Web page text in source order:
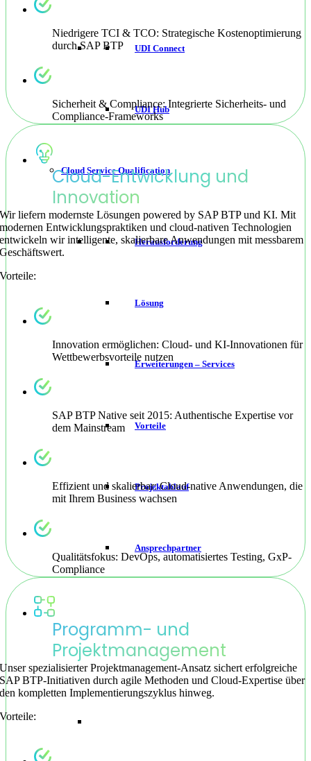
UDI Connect
UDI Hub
Cloud Service Qualification
Herausforderung
Lösung
Erweiterungen – Services
Vorteile
Projektablauf
Ansprechpartner
Niedrigere TCI & TCO: Strategische Kostenoptimierung
durch SAP BTP
Sicherheit & Compliance: Integrierte Sicherheits- und
Compliance-Frameworks
Cloud-Entwicklung und
Innovation
Wir liefern modernste Lösungen powered by SAP BTP und KI. Mit
modernen Entwicklungspraktiken und cloud-nativen Technologien
entwickeln wir intelligente, skalierbare Anwendungen mit messbarem
Geschäftswert.
Vorteile:
Innovation ermöglichen: Cloud- und KI-Innovationen für
Wettbewerbsvorteile nutzen
SAP BTP Native seit 2015: Authentische Expertise vor
dem Mainstream
Effizient und skalierbar: Cloud-native Anwendungen, die
mit Ihrem Business wachsen
Qualitätsfokus: DevOps, automatisiertes Testing, GxP-
Compliance
Programm- und
Projektmanagement
Unser spezialisierter Projektmanagement-Ansatz sichert erfolgreiche
SAP BTP-Initiativen durch agile Methoden und Cloud-Expertise über
den kompletten Implementierungszyklus hinweg.
Vorteile: